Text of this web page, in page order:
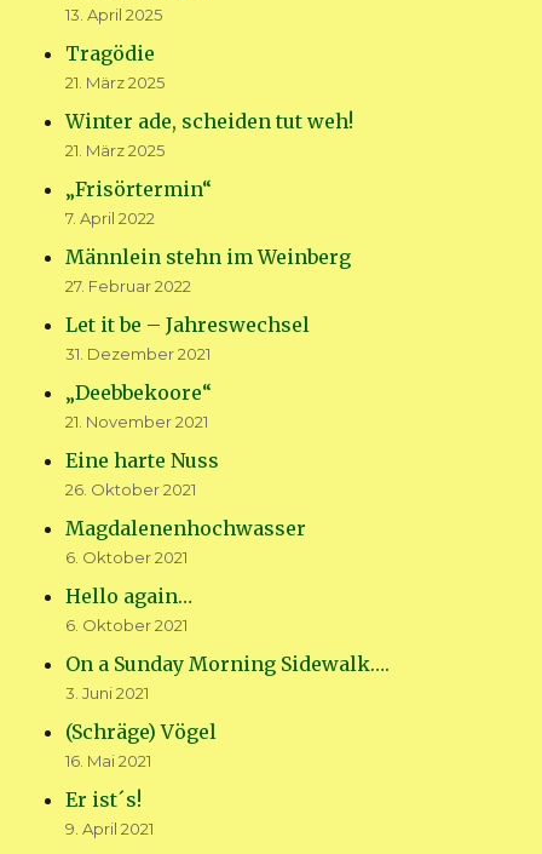
13. April 2025
Tragödie
21. März 2025
Winter ade, scheiden tut weh!
21. März 2025
„Frisörtermin“
7. April 2022
Männlein stehn im Weinberg
27. Februar 2022
Let it be – Jahreswechsel
31. Dezember 2021
„Deebbekoore“
21. November 2021
Eine harte Nuss
26. Oktober 2021
Magdalenenhochwasser
6. Oktober 2021
Hello again…
6. Oktober 2021
On a Sunday Morning Sidewalk….
3. Juni 2021
(Schräge) Vögel
16. Mai 2021
Er ist´s!
9. April 2021